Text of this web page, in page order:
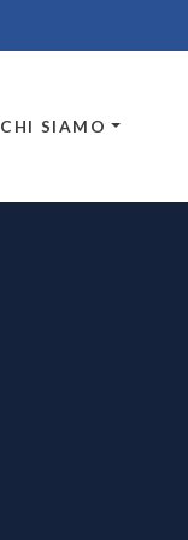
CHI SIAMO